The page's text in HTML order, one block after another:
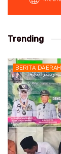
Trending
BERITA DAERAH